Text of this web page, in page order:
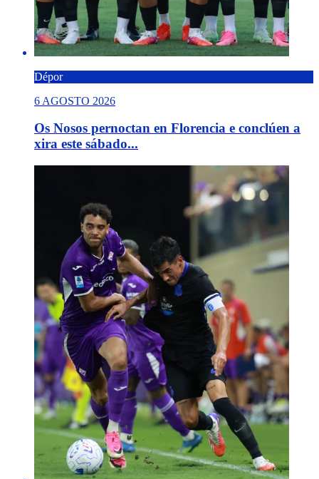
Dépor
6 AGOSTO 2026
Os Nosos pernoctan en Florencia e conclúen a
xira este sábado...